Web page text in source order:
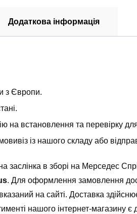
Додаткова інформація
з Європи.
на встановлення та перевірку
із нашого складу або
заслінка в зборі на Мерседес
. Для оформлення замовлення
на сайті. Доставка
нашого інтернет-магазину